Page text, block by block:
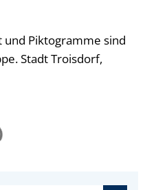
Piktogramme sind
Stadt Troisdorf,